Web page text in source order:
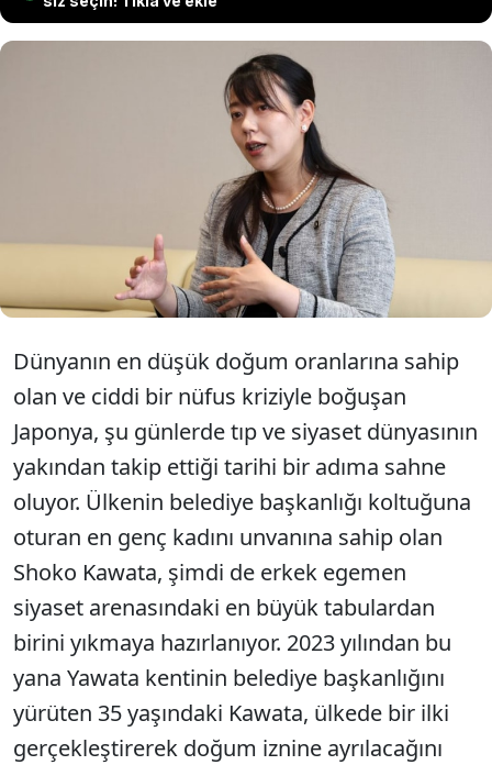
Seçilmesi ile birlikte ilklerin başkanı olan kadın
belediye başkanı bir ilke daha imza attı. Göreve
gelen en genç kadın belediye başkanı olan 35
yaşındaki yetkili annelik izni kullanacak olmasıyla
kendinden söz ettirdi. Yetkili bu izinle birlikte
ülkesinde ilk kez annelik izni kullanan belediye
başkanı olacak.
Dünyanın en düşük doğum oranlarına sahip
olan ve ciddi bir nüfus kriziyle boğuşan
Japonya, şu günlerde tıp ve siyaset dünyasının
yakından takip ettiği tarihi bir adıma sahne
oluyor. Ülkenin belediye başkanlığı koltuğuna
oturan en genç kadını unvanına sahip olan
Shoko Kawata, şimdi de erkek egemen
siyaset arenasındaki en büyük tabulardan
birini yıkmaya hazırlanıyor. 2023 yılından bu
yana Yawata kentinin belediye başkanlığını
yürüten 35 yaşındaki Kawata, ülkede bir ilki
gerçekleştirerek doğum iznine ayrılacağını